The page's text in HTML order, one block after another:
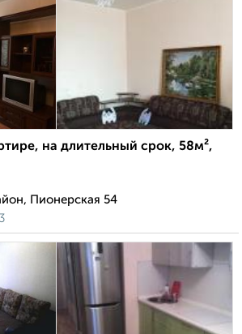
на длительный срок, 58м²,
Пионерская 54